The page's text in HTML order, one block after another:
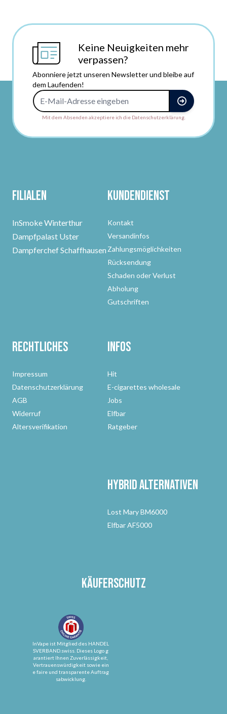
Keine Neuigkeiten mehr
verpassen?
Abonniere jetzt unseren Newsletter und bleibe auf
dem Laufenden!
Mit dem Absenden akzeptiere ich die Datenschutzerklärung.
Filialen
InSmoke Winterthur
Dampfpalast Uster
Dampferchef Schaffhausen
Kundendienst
Kontakt
Versandinfos
Zahlungsmöglichkeiten
Rücksendung
Schaden oder Verlust
Abholung
Gutschriften
Rechtliches
Impressum
Datenschutzerklärung
AGB
Widerruf
Altersverifikation
Infos
Hit
E-cigarettes wholesale
Jobs
Elfbar
Ratgeber
Hybrid Alternativen
Lost Mary BM6000
Elfbar AF5000
Käuferschutz
InVape ist Mitglied des HANDEL
SVERBAND.swiss. Dieses Logo g
arantiert Ihnen Zuverlässigkeit,
Vertrauenswürdigkeit sowie ein
e faire und transparente Auftrag
sabwicklung.